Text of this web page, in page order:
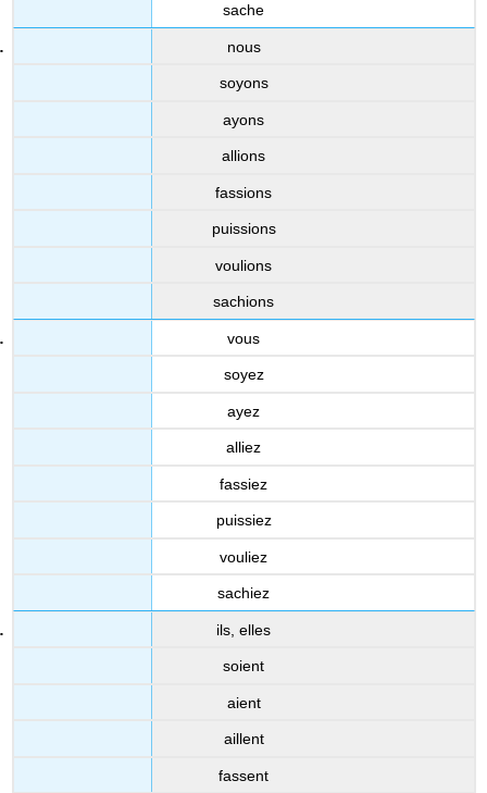
sache
nous
soyons
ayons
allions
fassions
puissions
voulions
sachions
vous
soyez
ayez
alliez
fassiez
puissiez
vouliez
sachiez
ils, elles
soient
aient
aillent
fassent